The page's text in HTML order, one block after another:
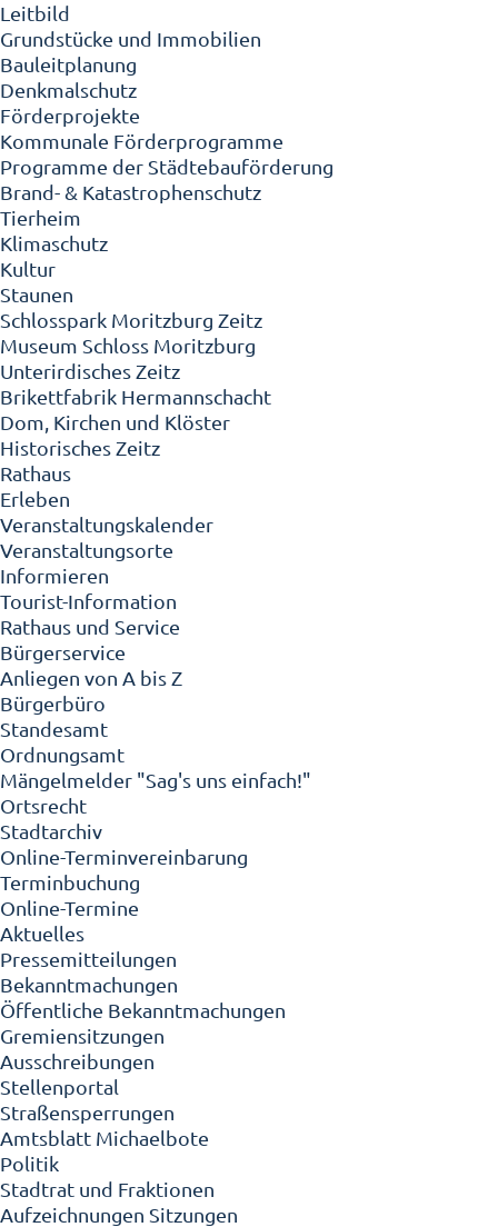
Leitbild
Grundstücke und Immobilien
Bauleitplanung
Denkmalschutz
Förderprojekte
Kommunale Förderprogramme
Programme der Städtebauförderung
Brand- & Katastrophenschutz
Tierheim
Klimaschutz
Kultur
Staunen
Schlosspark Moritzburg Zeitz
Museum Schloss Moritzburg
Unterirdisches Zeitz
Brikettfabrik Hermannschacht
Dom, Kirchen und Klöster
Historisches Zeitz
Rathaus
Erleben
Veranstaltungskalender
Veranstaltungsorte
Informieren
Tourist-Information
Rathaus und Service
Bürgerservice
Anliegen von A bis Z
Bürgerbüro
Standesamt
Ordnungsamt
Mängelmelder "Sag's uns einfach!"
Ortsrecht
Stadtarchiv
Online-Terminvereinbarung
Terminbuchung
Online-Termine
Aktuelles
Pressemitteilungen
Bekanntmachungen
Öffentliche Bekanntmachungen
Gremiensitzungen
Ausschreibungen
Stellenportal
Straßensperrungen
Amtsblatt Michaelbote
Politik
Stadtrat und Fraktionen
Aufzeichnungen Sitzungen